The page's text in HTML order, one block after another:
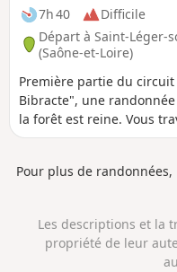
7h 40
Difficile
Départ à Saint-Léger-
(Saône-et-Loire)
Première partie du circuit
Bibracte", une
la forêt est reine. Vous
archéologique de
de Bourgogne.
ressourcez-vous ! Sur les
des Sommets, 1100 km
contempler le sud
Pour plus de
Les descriptions et la
propriété de leur